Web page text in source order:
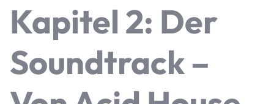
Kapitel 2: Der
Soundtrack –